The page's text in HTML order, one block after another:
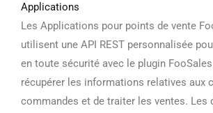
Applications
Les Applications pour points de vente
utilisent une API REST personnalisée
en toute sécurité avec le plugin
récupérer les informations relatives aux
commandes et de traiter les ventes. Les